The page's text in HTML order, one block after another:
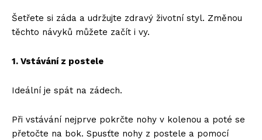
Šetřete si záda a udržujte zdravý životní styl. Změnou
těchto návyků můžete začít i vy.
1. Vstávání z postele
Ideální je spát na zádech.
Při vstávání nejprve pokrčte nohy v kolenou a poté se
přetočte na bok. Spusťte nohy z postele a pomocí